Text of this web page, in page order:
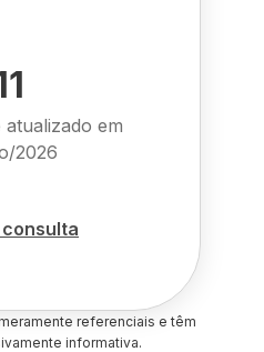
em
2026
consulta
referenciais e têm
informativa.